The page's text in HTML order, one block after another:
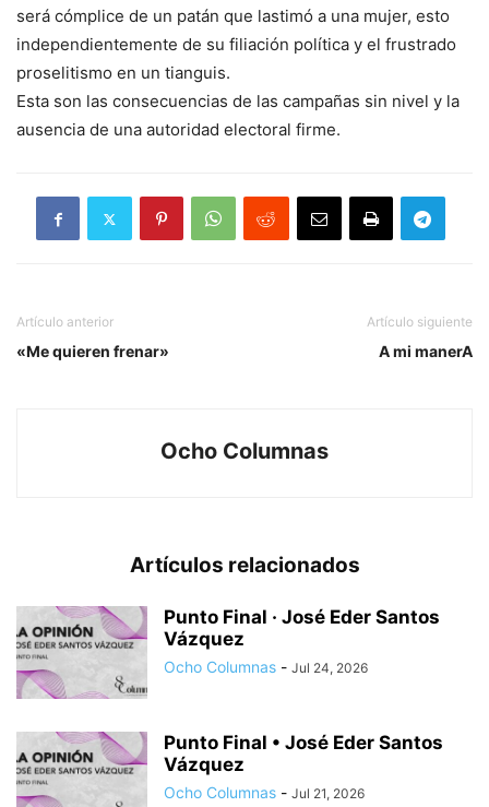
será cómplice de un patán que lastimó a una mujer, esto
independientemente de su filiación política y el frustrado
proselitismo en un tianguis.
Esta son las consecuencias de las campañas sin nivel y la
ausencia de una autoridad electoral firme.
Artículo anterior
«Me quieren frenar»
Artículo siguiente
A mi manerA
Ocho Columnas
Artículos relacionados
Punto Final · José Eder Santos
Vázquez
Ocho Columnas - Jul 24, 2026
Punto Final • José Eder Santos
Vázquez
Ocho Columnas - Jul 21, 2026